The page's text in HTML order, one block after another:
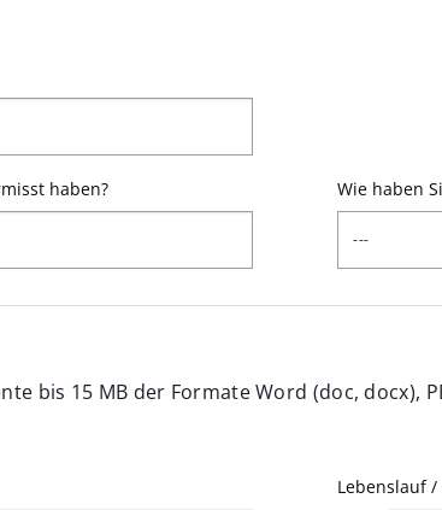
haben? Wie haben
bis 15 MB der Formate Word (doc, docx),
Lebenslauf